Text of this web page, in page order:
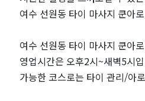
마
사
지
여수 선원동 타이 마사지 쿤아
여수 선원동 타이 마사지 쿤아
영업시간은 오후2시~새벽5시
가능한 코스로는 타이 관리/아